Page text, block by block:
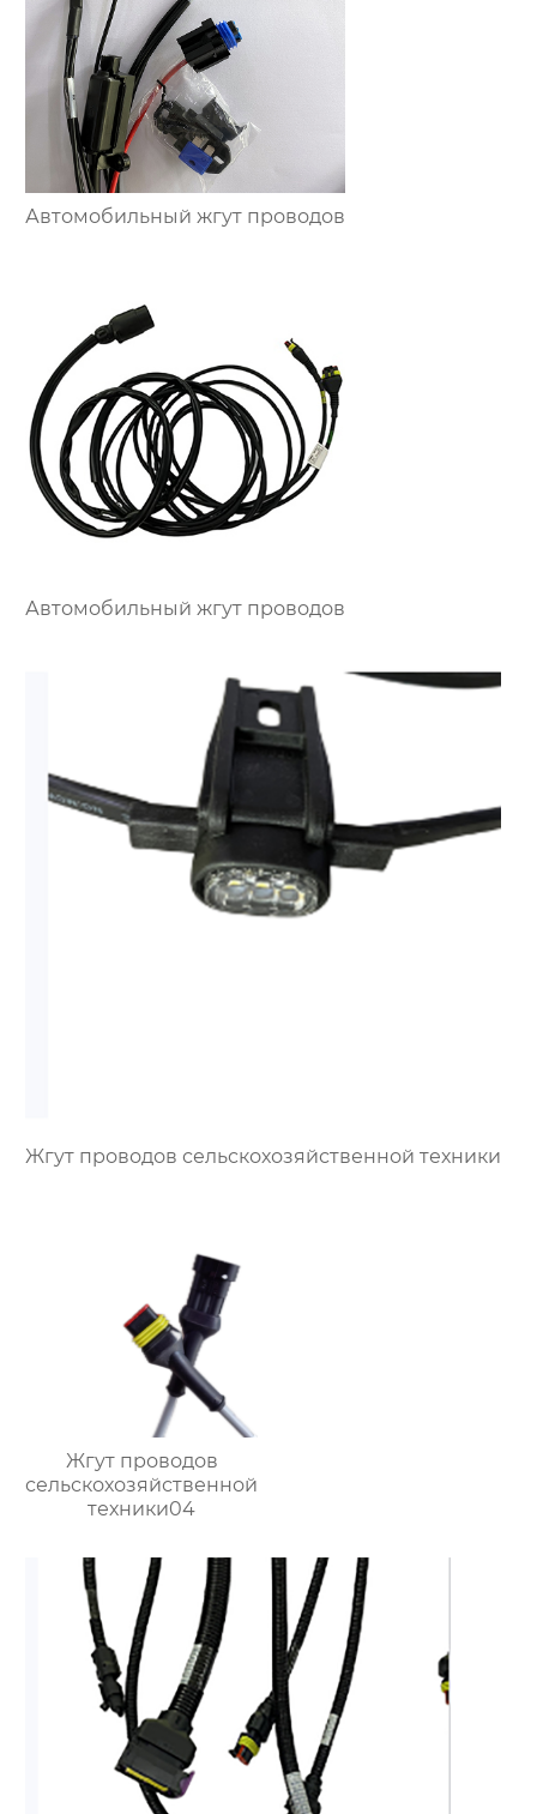
Автомобильный жгут проводов
Автомобильный жгут проводов
Жгут проводов сельскохозяйственной техники
Жгут проводов
сельскохозяйственной
техники04